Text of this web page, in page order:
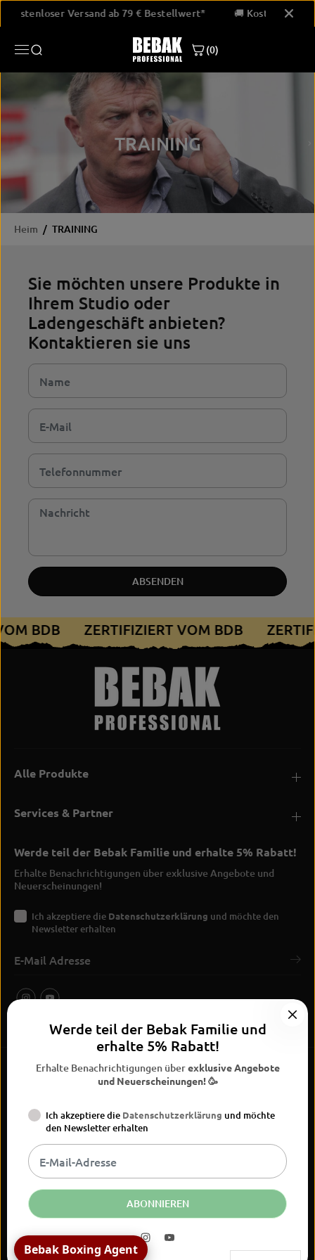
ÜBERSPRINGE
N SIE ZU
🚚 Kostenloser Versand ab 79 € Bestellwert* 🚚
(0)
TRAINING
Heim TRAINING
Sie möchten unsere Produkte in
Ihrem Studio oder
Ladengeschäft anbieten?
Kontaktieren sie uns
ABSENDEN
BDB ZERTIFIZIERT VOM BDB
Alle Produkte
Services & Partner
Werde teil der Bebak Familie und erhalte 5% Rabatt!
Erhalte Benachrichtigungen über exklusive Angebote und
Neuerscheinungen!
Ich akzeptiere die Datenschutzerklärung und möchte den
Newsletter erhalten
BEBAK Boxing 2026
Widerrufsrecht Datenschutzerklärung
Versand
Kontaktinformationen Impressum
Vertrag
DE EUR
Werde teil der Bebak Familie und
erhalte 5% Rabatt!
Erhalte Benachrichtigungen überexklusive Angebote
und Neuerscheinungen! 🥳
Ich akzeptiere die Datenschutzerklärung und möchte
den Newsletter erhalten
ABONNIEREN
Bebak Boxing Agent